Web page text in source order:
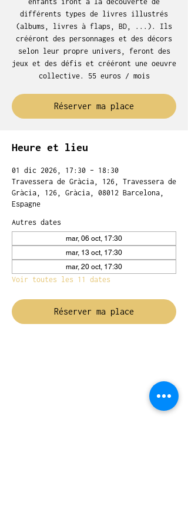
différents types de livres illustrés
(albums, livres à flaps, BD, ...). Ils
crééront des personnages et des décors
selon leur propre univers, feront des
jeux et des défis et crééront une oeuvre
collective. 55 euros / mois
Réserver ma place
Heure et lieu
01 dic 2026, 17:30 – 18:30
Travessera de Gràcia, 126, Travessera de
Gràcia, 126, Gràcia, 08012 Barcelona,
Espagne
Autres dates
mar, 06 oct, 17:30
mar, 13 oct, 17:30
mar, 20 oct, 17:30
Voir toutes les 11 dates
Réserver ma place